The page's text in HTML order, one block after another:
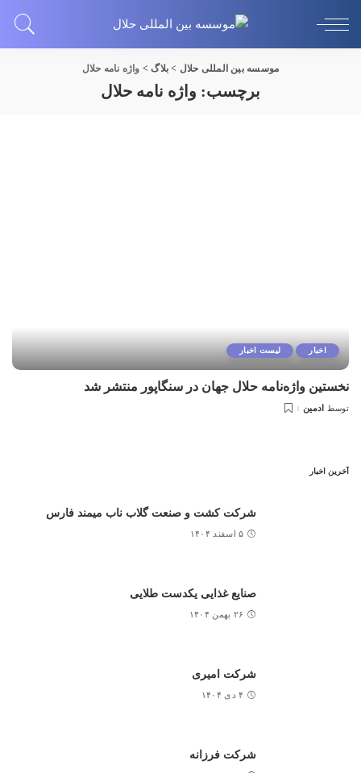
موسسه بین المللی حلال > بلاگ> واژه نامه حلال
برچسب: واژه نامه حلال
اخبار لیست اخبار
نخستین واژه‌نامه حلال جهان در سنگاپور منتشر شد
توسط ادمین
آخرین اخبار
شرکت کشت و صنعت گلاب ناب میمند فارس
۵ اسفند ۱۴۰۴
صنایع غذایی یکدست طلایی
۲۶ بهمن ۱۴۰۴
شرکت امیری
۴ دی ۱۴۰۴
شرکت فرزانه